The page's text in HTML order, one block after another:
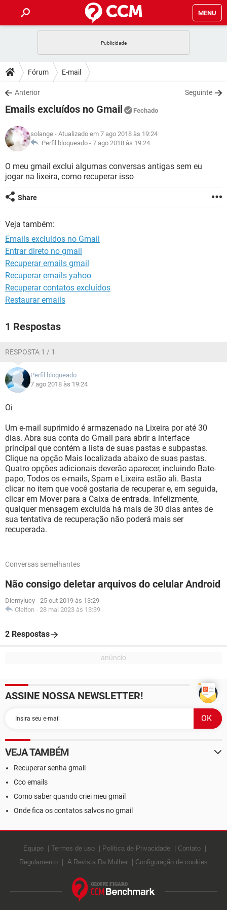
MENU
CELULAR
OUTLOOK
INSTAGRAM GMAIL
GUIA DE COMPRAS
DICAS
JOGOS
INSTAGRAM GMAIL
GUIA DE COMPRAS
DOWNLOADS
JOGOS WHATSAPP
CELULAR
OUTLOOK EXCEL
GUIA DE COMPRAS
JOGOS WHATSAPP
CELULAR
OUTLOOK EXCEL
GLOSSÁRIO
CELULAR FACEBOOK
OUTLOOK
GUIA DE COMPRAS
Fórum E-mail
Anterior Seguinte
Emails excluídos no Gmail Fechado
solange - Atualizado em 7 ago 2018 às 19:24
Perfil bloqueado - 7 ago 2018 às 19:24
O meu gmail exclui algumas conversas antigas sem eu
jogar na lixeira, como recuperar isso
Share
Veja também:
Emails excluídos no Gmail
Entrar direto no gmail
Recuperar emails gmail
Recuperar emails yahoo
Recuperar contatos excluídos
Restaurar emails
1 Respostas
RESPOSTA 1 / 1
Perfil bloqueado
7 ago 2018 às 19:24
Oi
Um e-mail suprimido é armazenado na Lixeira por até 30
dias. Abra sua conta do Gmail para abrir a interface
principal que contém a lista de suas pastas e subpastas.
Clique na opção Mais localizada abaixo de suas pastas.
Quatro opções adicionais deverão aparecer, incluindo Bate-
papo, Todos os e-mails, Spam e Lixeira estão ali. Basta
clicar no item que você gostaria de recuperar e, em seguida,
clicar em Mover para a Caixa de entrada. Infelizmente,
qualquer mensagem excluída há mais de 30 dias antes de
sua tentativa de recuperação não poderá mais ser
recuperada.
Conversas semelhantes
Não consigo deletar arquivos do celular Android
Diemylucy - 25 out 2019 às 13:29
Cleiton - 28 mai 2023 às 13:39
2 Respostas
ASSINE NOSSA NEWSLETTER!
VEJA TAMBÉM
Recuperar senha gmail
Cco emails
Como saber quando criei meu gmail
Onde fica os contatos salvos no gmail
Equipe Termos de uso Política de Privacidade
Contato
Regulamento
A Revista Da Mulher Configuração de cookies